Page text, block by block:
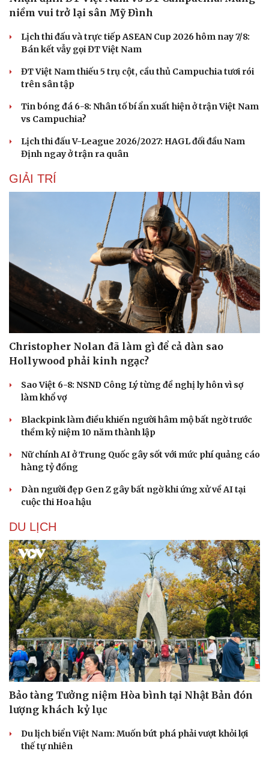
Sức khỏe
Cây thuốc
Sản phụ khoa
Nhi khoa
Nam khoa
Làm đẹp - giảm cân
Phòng mạch online
Ăn sạch sống khỏe
Blog
Tình yêu - Gia đình
niềm vui trở lại sân Mỹ Đình
Lịch thi đấu và trực tiếp ASEAN Cup 2026 hôm nay 7/8:
Bán kết vẫy gọi ĐT Việt Nam
ĐT Việt Nam thiếu 5 trụ cột, cầu thủ Campuchia tươi rói
trên sân tập
Tin bóng đá 6-8: Nhân tố bí ẩn xuất hiện ở trận Việt Nam
vs Campuchia?
Lịch thi đấu V-League 2026/2027: HAGL đối đầu Nam
Định ngay ở trận ra quân
GIẢI TRÍ
Christopher Nolan đã làm gì để cả dàn sao
Hollywood phải kinh ngạc?
Sao Việt 6-8: NSND Công Lý từng đề nghị ly hôn vì sợ
làm khổ vợ
Blackpink làm điều khiến người hâm mộ bất ngờ trước
thềm kỷ niệm 10 năm thành lập
Nữ chính AI ở Trung Quốc gây sốt với mức phí quảng cáo
hàng tỷ đồng
Dàn người đẹp Gen Z gây bất ngờ khi ứng xử về AI tại
cuộc thi Hoa hậu
DU LỊCH
Bảo tàng Tưởng niệm Hòa bình tại Nhật Bản đón
lượng khách kỷ lục
Du lịch biển Việt Nam: Muốn bứt phá phải vượt khỏi lợi
thế tự nhiên